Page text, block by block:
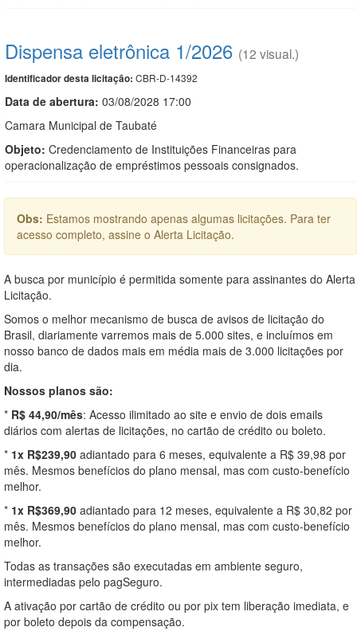
Dispensa eletrônica 1/2026 (12 visual.)
Identificador desta licitação: CBR-D-14392
Data de abertura: 03/08/2028 17:00
Camara Municipal de Taubaté
Objeto: Credenciamento de Instituições Financeiras para
operacionalização de empréstimos pessoais consignados.
Obs: Estamos mostrando apenas algumas licitações. Para ter
acesso completo, assine o Alerta Licitação.
A busca por município é permitida somente para assinantes do Alerta
Licitação.
Somos o melhor mecanismo de busca de avisos de licitação do
Brasil, diariamente varremos mais de 5.000 sites, e incluímos em
nosso banco de dados mais em média mais de 3.000 licitações por
dia.
Nossos planos são:
* R$ 44,90/mês: Acesso ilimitado ao site e envio de dois emails
diários com alertas de licitações, no cartão de crédito ou boleto.
* 1x R$239,90 adiantado para 6 meses, equivalente a R$ 39,98 por
mês. Mesmos benefícios do plano mensal, mas com custo-benefício
melhor.
* 1x R$369,90 adiantado para 12 meses, equivalente a R$ 30,82 por
mês. Mesmos benefícios do plano mensal, mas com custo-benefício
melhor.
Todas as transações são executadas em ambiente seguro,
intermediadas pelo pagSeguro.
A ativação por cartão de crédito ou por pix tem liberação imediata, e
por boleto depois da compensação.